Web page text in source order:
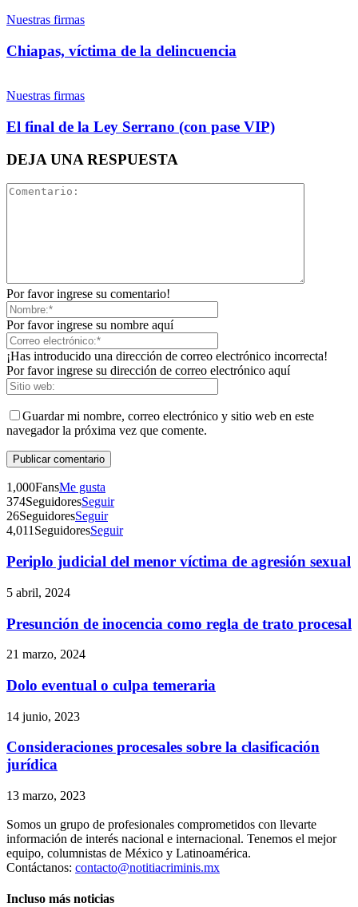
Linkedin
Telegram
Nuestras firmas
Chiapas, víctima de la delincuencia
Nuestras firmas
El final de la Ley Serrano (con pase VIP)
DEJA UNA RESPUESTA
Por favor ingrese su comentario!
Por favor ingrese su nombre aquí
¡Has introducido una dirección de correo electrónico incorrecta!
Por favor ingrese su dirección de correo electrónico aquí
Guardar mi nombre, correo electrónico y sitio web en este
navegador la próxima vez que comente.
1,000FansMe gusta
374SeguidoresSeguir
26SeguidoresSeguir
4,011 SeguidoresSeguir
Periplo judicial del menor víctima de agresión sexual
5 abril, 2024
Presunción de inocencia como regla de trato procesal
21 marzo, 2024
Dolo eventual o culpa temeraria
14 junio, 2023
Consideraciones procesales sobre la clasificación
jurídica
13 marzo, 2023
Somos un grupo de profesionales comprometidos con llevarte
información de interés nacional e internacional. Tenemos el mejor
equipo, columnistas de México y Latinoamérica.
Contáctanos: contacto@notitiacriminis.mx
Incluso más noticias